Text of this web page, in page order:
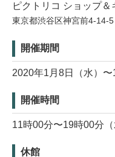
ピクトリコ ショップ
東京都渋谷区神宮前4-14-
開催期間
2020年1月8日（水）〜
開催時間
11時00分〜19時00分
休館